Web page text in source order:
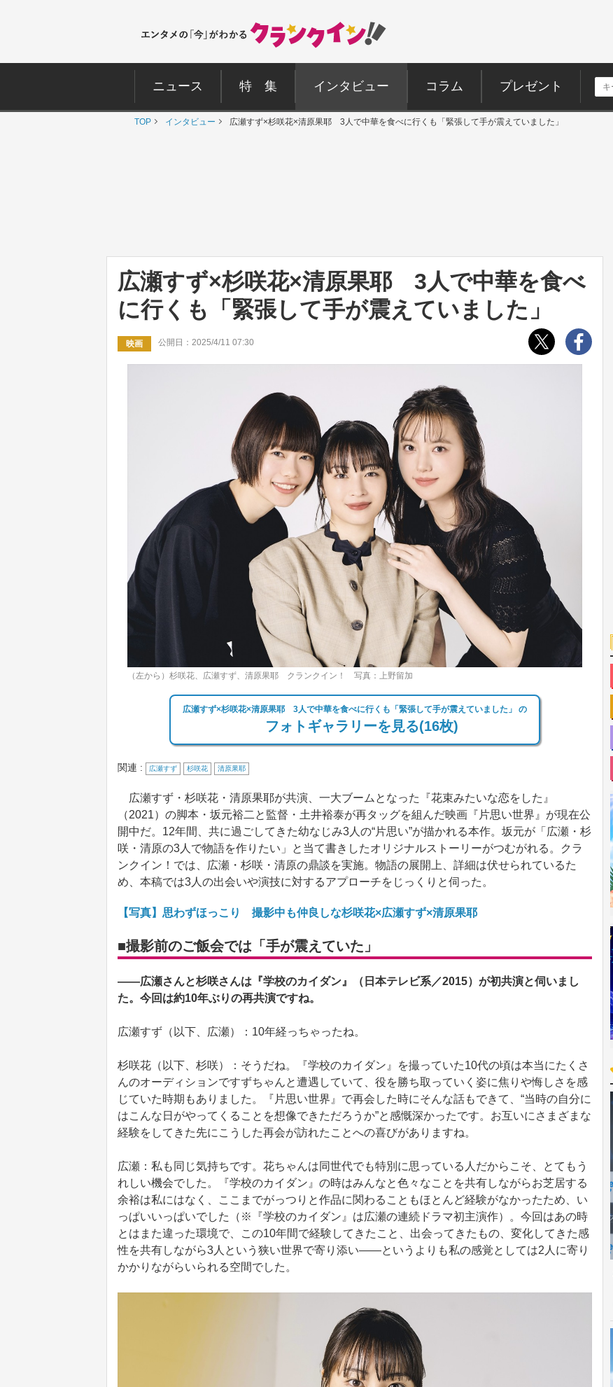
ニュース 特 集 インタビュー コラム プレゼント
TOP インタビュー 広瀬すず×杉咲花×清原果耶 3人で中華を食べに行くも「緊張して手が震えていました」
広瀬すず×杉咲花×清原果耶 3人で中華を食べ
に行くも「緊張して手が震えていました」
映画 公開日：2025/4/11 07:30
（左から）杉咲花、広瀬すず、清原果耶 クランクイン！ 写真：上野留加
広瀬すず×杉咲花×清原果耶 3人で中華を食べに行くも「緊張して手が震えていました」 の
フォトギャラリーを見る(16枚)
関連 : 広瀬すず 杉咲花 清原果耶
広瀬すず・杉咲花・清原果耶が共演、一大ブームとなった『花束みたいな恋をした』
（2021）の脚本・坂元裕二と監督・土井裕泰が再タッグを組んだ映画『片思い世界』が現在公
開中だ。12年間、共に過ごしてきた幼なじみ3人の“片思い”が描かれる本作。坂元が「広瀬・杉
咲・清原の3人で物語を作りたい」と当て書きしたオリジナルストーリーがつむがれる。クラ
ンクイン！では、広瀬・杉咲・清原の鼎談を実施。物語の展開上、詳細は伏せられているた
め、本稿では3人の出会いや演技に対するアプローチをじっくりと伺った。
【写真】思わずほっこり 撮影中も仲良しな杉咲花×広瀬すず×清原果耶
■撮影前のご飯会では「手が震えていた」
――広瀬さんと杉咲さんは『学校のカイダン』（日本テレビ系／2015）が初共演と伺いまし
た。今回は約10年ぶりの再共演ですね。
広瀬すず（以下、広瀬）：10年経っちゃったね。
杉咲花（以下、杉咲）：そうだね。『学校のカイダン』を撮っていた10代の頃は本当にたくさ
んのオーディションですずちゃんと遭遇していて、役を勝ち取っていく姿に焦りや悔しさを感
じていた時期もありました。『片思い世界』で再会した時にそんな話もできて、“当時の自分に
はこんな日がやってくることを想像できただろうか”と感慨深かったです。お互いにさまざまな
経験をしてきた先にこうした再会が訪れたことへの喜びがありますね。
広瀬：私も同じ気持ちです。花ちゃんは同世代でも特別に思っている人だからこそ、とてもう
れしい機会でした。『学校のカイダン』の時はみんなと色々なことを共有しながらお芝居する
余裕は私にはなく、ここまでがっつりと作品に関わることもほとんど経験がなかったため、い
っぱいいっぱいでした（※『学校のカイダン』は広瀬の連続ドラマ初主演作）。今回はあの時
とはまた違った環境で、この10年間で経験してきたこと、出会ってきたもの、変化してきた感
性を共有しながら3人という狭い世界で寄り添い――というよりも私の感覚としては2人に寄り
かかりながらいられる空間でした。